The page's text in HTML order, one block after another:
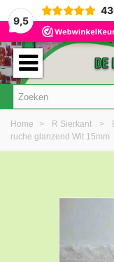
9,5
Home > R Sierkant >
ruche glanzend Wit 15mm